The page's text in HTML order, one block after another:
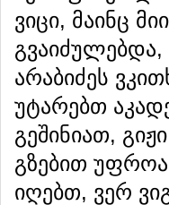
ვიცი, მაინც
არაბიძეს
უტარებთ
გეშინიათ,
გზებით
იღებთ, ვერ